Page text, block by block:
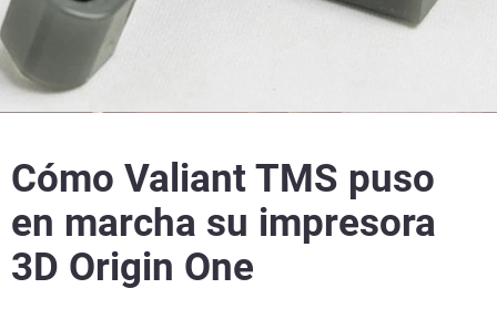
Cómo Valiant TMS puso
en marcha su impresora
3D Origin One